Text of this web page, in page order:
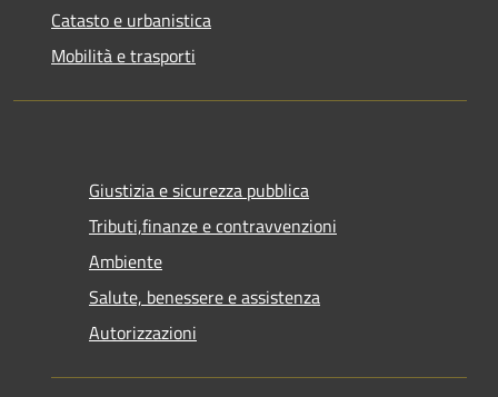
Catasto e urbanistica
Mobilità e trasporti
Giustizia e sicurezza pubblica
Tributi,finanze e contravvenzioni
Ambiente
Salute, benessere e assistenza
Autorizzazioni